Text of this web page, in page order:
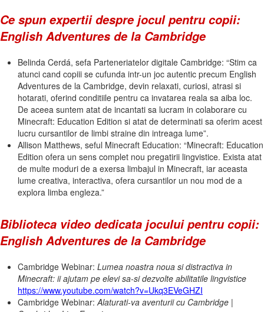
Ce spun expertii despre jocul pentru copii:
English Adventures de la Cambridge
Belinda Cerdá, sefa Parteneriatelor digitale Cambridge: “Stim ca
atunci cand copiii se cufunda intr-un joc autentic precum English
Adventures de la Cambridge, devin relaxati, curiosi, atrasi si
hotarati, oferind conditiile pentru ca invatarea reala sa aiba loc.
De aceea suntem atat de incantati sa lucram in colaborare cu
Minecraft: Education Edition si atat de determinati sa oferim acest
lucru cursantilor de limbi straine din intreaga lume”.
Allison Matthews, seful Minecraft Education: “Minecraft: Education
Edition ofera un sens complet nou pregatirii lingvistice. Exista atat
de multe moduri de a exersa limbajul in Minecraft, iar aceasta
lume creativa, interactiva, ofera cursantilor un nou mod de a
explora limba engleza.”
Biblioteca video dedicata jocului pentru copii:
English Adventures de la Cambridge
Cambridge Webinar: Lumea noastra noua si distractiva in
Minecraft: ii ajutam pe elevi sa-si dezvolte abilitatile lingvistice
https://www.youtube.com/watch?v=Ukq3EVeGHZI
Cambridge Webinar: Alaturati-va aventurii cu Cambridge |